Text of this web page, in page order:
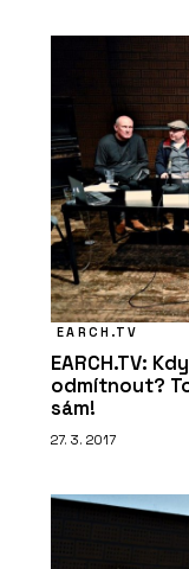
EARCH.TV
EARCH.TV:
odmítnout?
sám!
27. 3. 2017